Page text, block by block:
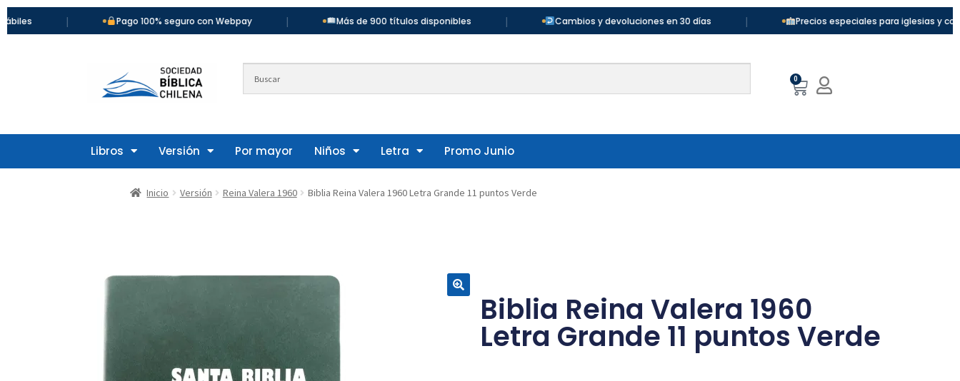
| Pago 100% seguro con Webpay | Más de 900 títulos disponibles | Cambios y devoluciones en 30 días | Precios especiales para iglesias y colegios
0
Libros Versión Por mayor Niños Letra Promo Junio
Inicio Versión Reina Valera 1960 Biblia Reina Valera 1960 Letra Grande 11 puntos Verde
Biblia Reina Valera 1960
Letra Grande 11 puntos Verde